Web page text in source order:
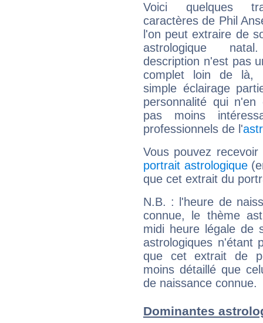
Voici quelques
caractères de Phil
l'on peut extraire de
astrologique
description n'est pas
complet loin de là,
simple éclairage
personnalité qui n'en
pas moins
professionnels de l'
Vous pouvez
portrait astrologique
que cet extrait du
N.B. : l'heure de
connue, le thème
midi heure légale de
astrologiques n'étant
que cet extrait de
moins détaillé que
de naissance connue.
Dominantes